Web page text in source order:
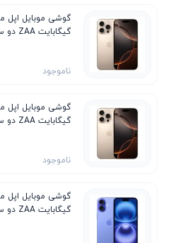
گیگابایت ZAA دو سیم‌ کارت - نات اکتیو
ناموجود
گیگابایت ZAA دو سیم‌ کارت - نات اکتیو
ناموجود
گیگابایت ZAA دو سیم‌ کارت - نات اکتیو